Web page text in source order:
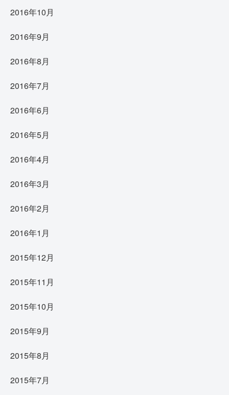
2016年10月
2016年9月
2016年8月
2016年7月
2016年6月
2016年5月
2016年4月
2016年3月
2016年2月
2016年1月
2015年12月
2015年11月
2015年10月
2015年9月
2015年8月
2015年7月